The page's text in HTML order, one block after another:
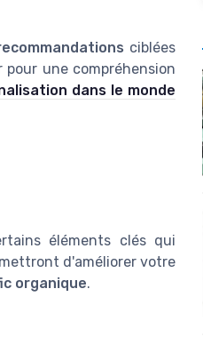
ciblées
une compréhension
dans le monde
éléments clés qui
d'améliorer votre
organique.